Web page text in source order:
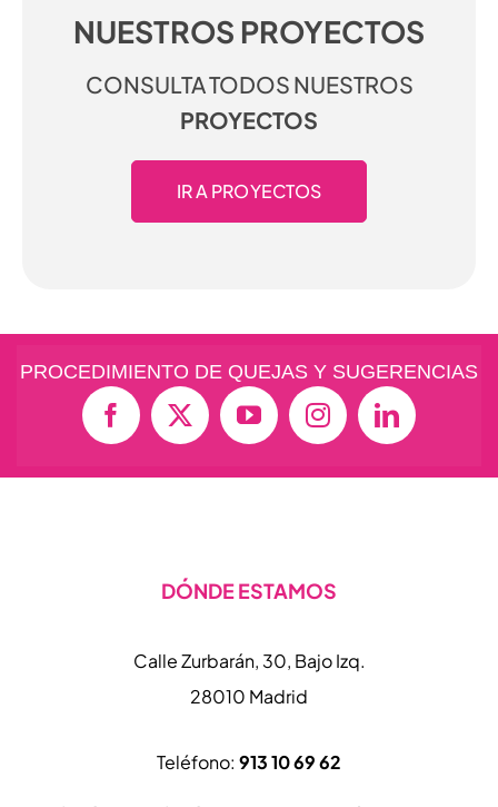
NUESTROS PROYECTOS
CONSULTA TODOS NUESTROS
PROYECTOS
IR A PROYECTOS
PROCEDIMIENTO DE QUEJAS Y SUGERENCIAS
DÓNDE ESTAMOS
Calle Zurbarán, 30, Bajo Izq.
28010 Madrid
Teléfono: 913 10 69 62